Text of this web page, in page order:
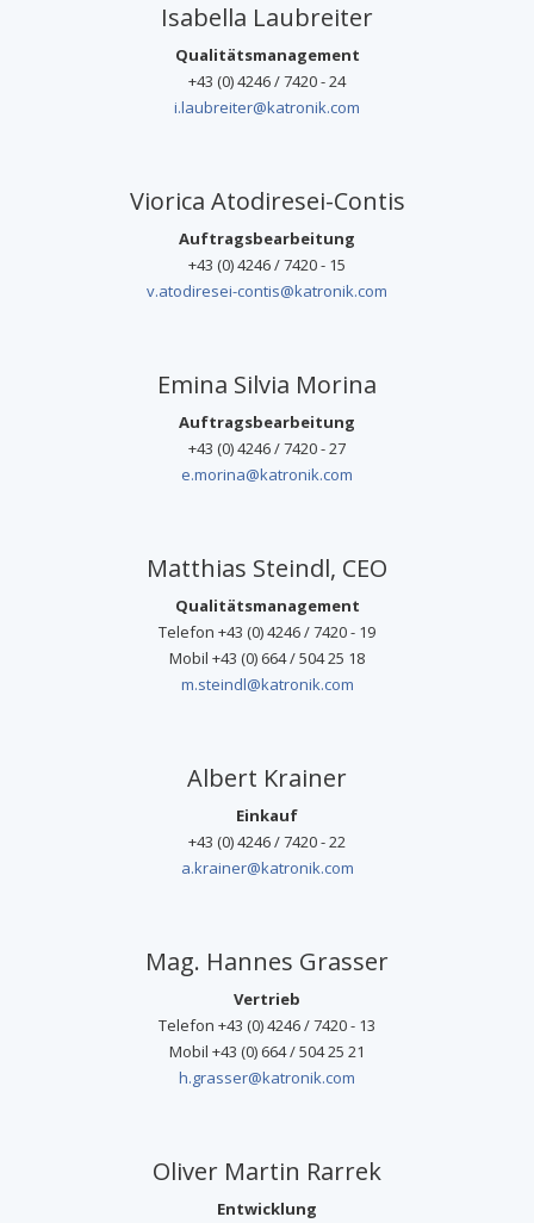
Isabella Laubreiter
Qualitätsmanagement
+43 (0) 4246 / 7420 - 24
i.laubreiter@katronik.com
Viorica Atodiresei-Contis
Auftragsbearbeitung
+43 (0) 4246 / 7420 - 15
v.atodiresei-contis@katronik.com
Emina Silvia Morina
Auftragsbearbeitung
+43 (0) 4246 / 7420 - 27
e.morina@katronik.com
Matthias Steindl, CEO
Qualitätsmanagement
Telefon +43 (0) 4246 / 7420 - 19
Mobil +43 (0) 664 / 504 25 18
m.steindl@katronik.com
Albert Krainer
Einkauf
+43 (0) 4246 / 7420 - 22
a.krainer@katronik.com
Mag. Hannes Grasser
Vertrieb
Telefon +43 (0) 4246 / 7420 - 13
Mobil +43 (0) 664 / 504 25 21
h.grasser@katronik.com
Oliver Martin Rarrek
Entwicklung